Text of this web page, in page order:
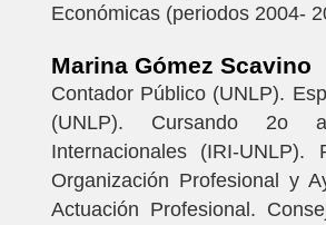
Económicas (periodos 2004-
Marina Gómez Scavino
Contador Público (UNLP).
(UNLP). Cursando 2o
Internacionales (IRI-
Organización Profesional y
Actuación Profesional.